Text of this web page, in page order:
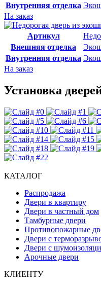
Внутренняя отделка
На заказ
Артикул
Внешняя отделка
Внутренняя отделка
На заказ
Установка
КАТАЛОГ
Распродажа
Двери в квартиру
Двери в частный дом
Тамбурные двери
Противопожарные
Двери с
Двери с
Арочные двери
КЛИЕНТУ